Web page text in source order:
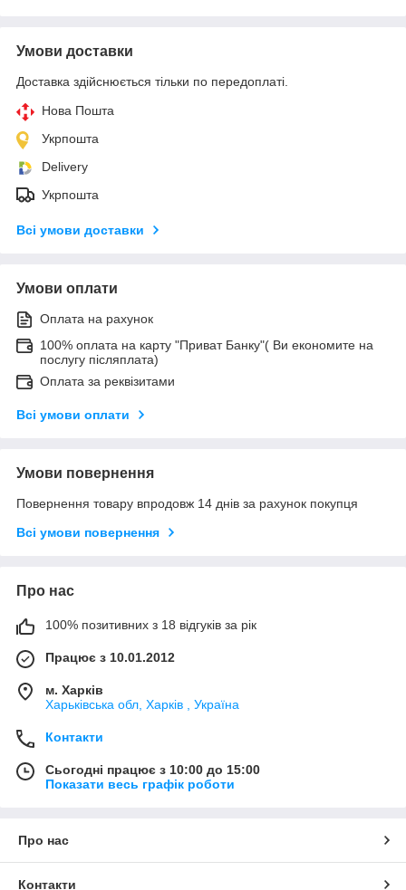
Умови доставки
Доставка здійснюється тільки по передоплаті.
Нова Пошта
Укрпошта
Delivery
Укрпошта
Всі умови доставки
Умови оплати
Оплата на рахунок
100% оплата на карту "Приват Банку"( Ви економите на
послугу післяплата)
Оплата за реквізитами
Всі умови оплати
Умови повернення
Повернення товару впродовж 14 днів за рахунок покупця
Всі умови повернення
Про нас
100% позитивних з 18 відгуків за рік
Працює з 10.01.2012
м. Харків
Харьківська обл, Харків , Україна
Контакти
Сьогодні працює з 10:00 до 15:00
Показати весь графік роботи
Про нас
Контакти